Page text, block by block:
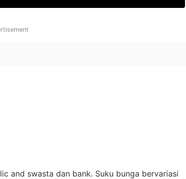
and swasta dan bank. Suku bunga bervariasi